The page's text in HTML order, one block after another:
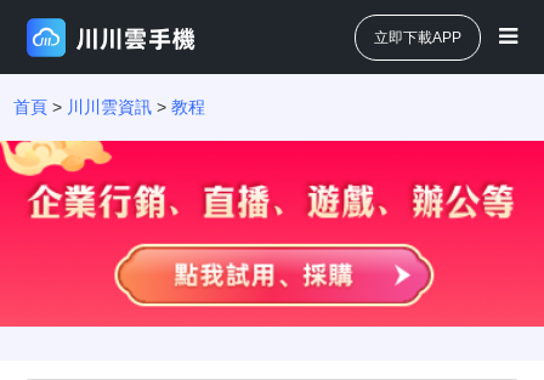
立即下載APP
首頁 > 川川雲資訊 >教程